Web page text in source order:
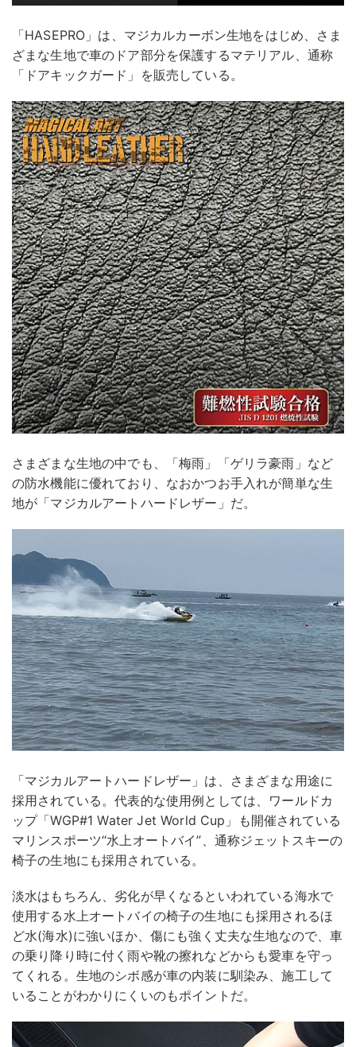
「HASEPRO」は、マジカルカーボン生地をはじめ、さま
ざまな生地で車のドア部分を保護するマテリアル、通称
「ドアキックガード」を販売している。
さまざまな生地の中でも、「梅雨」「ゲリラ豪雨」など
の防水機能に優れており、なおかつお手入れが簡単な生
地が「マジカルアートハードレザー」だ。
「マジカルアートハードレザー」は、さまざまな用途に
採用されている。代表的な使用例としては、ワールドカ
ップ「WGP#1 Water Jet World Cup」も開催されている
マリンスポーツ“水上オートバイ”、通称ジェットスキーの
椅子の生地にも採用されている。
淡水はもちろん、劣化が早くなるといわれている海水で
使用する水上オートバイの椅子の生地にも採用されるほ
ど水(海水)に強いほか、傷にも強く丈夫な生地なので、車
の乗り降り時に付く雨や靴の擦れなどからも愛車を守っ
てくれる。生地のシボ感が車の内装に馴染み、施工して
いることがわかりにくいのもポイントだ。